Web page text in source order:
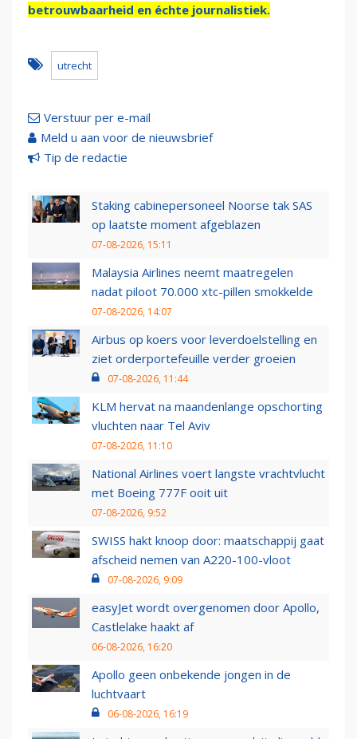
betrouwbaarheid en échte journalistiek.
utrecht
Verstuur per e-mail
Meld u aan voor de nieuwsbrief
Tip de redactie
Staking cabinepersoneel Noorse tak SAS
op laatste moment afgeblazen
07-08-2026, 15:11
Malaysia Airlines neemt maatregelen
nadat piloot 70.000 xtc-pillen smokkelde
07-08-2026, 14:07
Airbus op koers voor leverdoelstelling en
ziet orderportefeuille verder groeien
07-08-2026, 11:44
KLM hervat na maandenlange opschorting
vluchten naar Tel Aviv
07-08-2026, 11:10
National Airlines voert langste vrachtvlucht
met Boeing 777F ooit uit
07-08-2026, 9:52
SWISS hakt knoop door: maatschappij gaat
afscheid nemen van A220-100-vloot
07-08-2026, 9:09
easyJet wordt overgenomen door Apollo,
Castlelake haakt af
06-08-2026, 16:20
Apollo geen onbekende jongen in de
luchtvaart
06-08-2026, 16:19